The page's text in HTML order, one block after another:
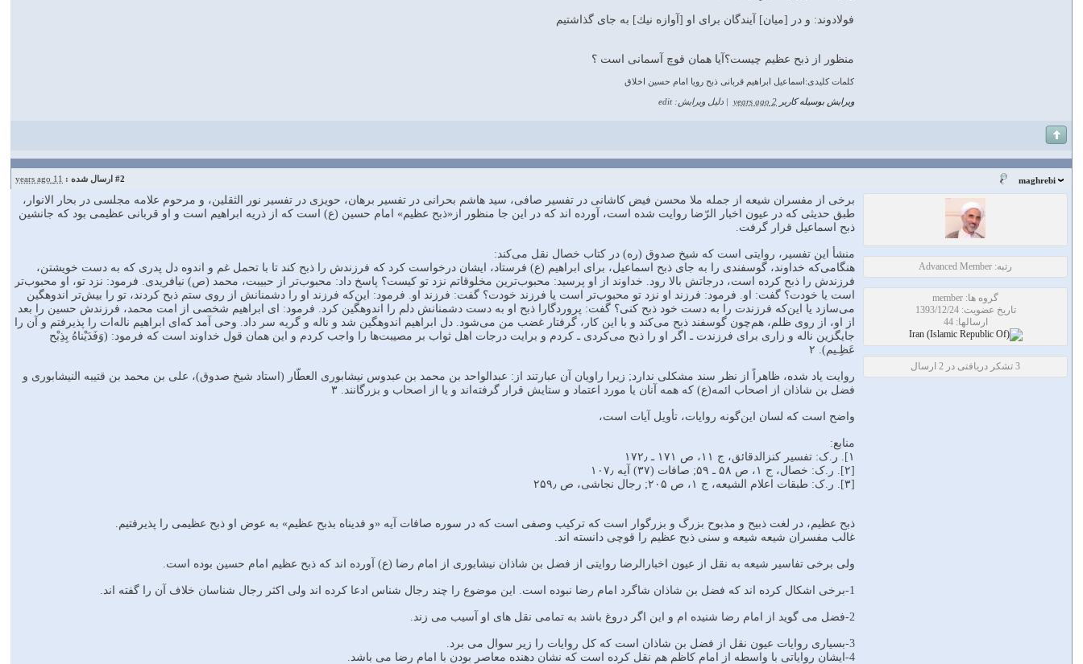
فولادوند: و در [ميان] آيندگان براى او [آوازه نيك] به جاى گذاشتيم
منظور از ذبح عظیم چیست؟آیا همان قوچ آسمانی است ؟
کلمات کلیدی:اسماعیل ابراهیم قربانی ذبح رویا امام حسين اخلاق
ویرایش بوسیله کاربر 2 years ago دلیل ویرایش: edit
maghrebi
#2 ارسال شده : 11 years ago
رتبه: Advanced Member
گروه ها: member
تاریخ عضویت: 1393/12/24
ارسالها: 44
3 تشکر دریافتی در 2 ارسال
برخی از مفسران شیعه از جمله ملا محسن فیض کاشانی در تفسیر صافی، سید هاشم بحرانی در تفسیر برهان، حویزی در تفسیر نور الثقلین، و مرحوم علامه مجلسی در بحار الانوار،
طبق حدیثی که در عیون اخبار الرّضا روایت شده است، آورده ‌اند که در این جا منظور از«ذبح عظیم» امام حسین (ع) است که از ذریه ابراهیم‌ است و او قربانی عظیمی بود که جانشین
ذبح اسماعیل قرار گرفت.
منشأ این تفسیر، روایتی است که شیخ صدوق (ره) در کتاب خصال نقل می‌کند:
هنگامی‌که خداوند، گوسفندی را به جای ذبح اسماعیل، برای ابراهیم (ع) فرستاد، ایشان درخواست کرد که فرزندش را ذبح کند تا با تحمل غم و اندوه دل پدری که به دست خویشتن،
فرزندش را ذبح کرده است، درجاتش بالا رود. خداوند از او پرسید: محبوب‌ترین مخلوقاتم نزد تو کیست؟ پاسخ داد: محبوب‌تر از حبیبت، محمد (ص) نیافریدی. فرمود: نزد تو، او محبوب‌تر
است یا خودت؟ گفت: او. فرمود: فرزند او نزد تو محبوب‌تر است یا فرزند خودت؟ گفت: فرزند او. فرمود: این‌که فرزند او را دشمنانش از روی ستم ذبح کردند، تو را بیش‌تر اندوهگین
می‌سازد یا این‌که فرزندت را به دست خود ذبح کنی؟ گفت: پروردگارا ذبح او به دست دشمنانش دلم را اندوهگین کرد. فرمود: ای ابراهیم شخصی از امت محمد، فرزندش حسین را بعد
از او، از روی ظلم، هم‌چون گوسفند ذبح می‌کند و با این کار، گرفتار غضب من می‌شود. دل ابراهیم اندوهگین شد و ناله و گریه سر داد. وحی آمد که‌ای ابراهیم ناله‌ات را پذیرفتم و آن را
جایگزین ناله و زاری برای فرزندت ـ اگر او را ذبح می‌کردی ـ کردم و برایت درجات اهل ثواب بر مصیبت‌ها را واجب کردم و این همان قول خداوند است که فرمود: (وَفَدَیْناهُ بِذِبْح
عَظِـیم). ۲
روایت یاد شده، ظاهراً از نظر سند مشکلی ندارد; زیرا راویان آن عبارتند از: عبدالواحد بن محمد بن عبدوس نیشابوری العطّار (استاد شیخ صدوق)، علی بن محمد بن قتیبه النیشابوری و
فضل بن شاذان از اصحاب ائمه(ع) که همه آنان یا مورد اعتماد و ستایش قرار گرفته‌اند و یا از اصحاب و بزرگانند. ۳
واضح است که لسان این‌گونه روایات، تأویل آیات است،
منابع:
۱]. ر.ک: تفسیر کنزالدقائق، ج ۱۱، ص ۱۷۱ ـ ۱۷۲٫
[۲]. ر.ک: خصال، ج ۱، ص ۵۸ ـ ۵۹; صافات (۳۷) آیه ۱۰۷٫
[۳]. ر.ک: طبقات اعلام الشیعه، ج ۱، ص ۲۰۵; رجال نجاشی، ص ۲۵۹٫
ذبح عظیم، در لغت ذبیح و مذبوح بزرگ و بزرگوار است که ترکیب وصفی است که در سوره صافات آیه «و فدیناه بذبح عظیم» به عوض او ذبح عظیمی را پذیرفتیم.
غالب مفسران شیعه شیعه و سنی ذبح عظیم را قوچی دانسته اند.
ولی برخی تفاسیر شیعه به نقل از عیون اخبارالرضا روایتی از فضل بن شاذان نیشابوری از امام رضا (ع) آورده اند که ذبح عظیم امام حسین بوده است.
1-برخی اشکال کرده اند که فضل بن شاذان شاگرد امام رضا نبوده است. این موضوع را چند رجال شناس ادعا کرده اند ولی اکثر رجال شناسان خلاف آن را گفته اند.
2-فضل می گوید از امام رضا شنیده ام و این اگر دروغ باشد به تمامی نقل های او آسیب می زند.
3-بسیاری روایات عیون نقل از فضل بن شاذان است که کل روایات را زیر سوال می برد.
4-ایشان روایاتی با واسطه از امام کاظم هم نقل کرده است که نشان دهنده معاصر بودن با امام رضا می باشد.